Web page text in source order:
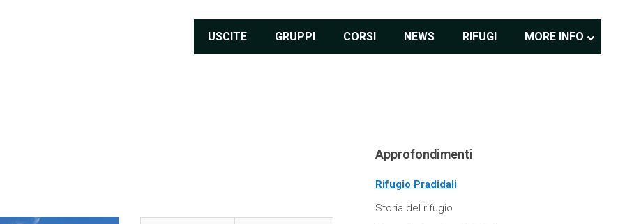
USCITE GRUPPI CORSI NEWS RIFUGI MORE INFO
Approfondimenti
Rifugio Pradidali
Storia del rifugio